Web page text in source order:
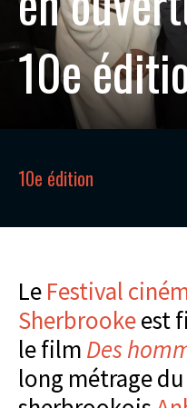
10e
10e édition
Le Festival
Sherbrookeest
le film Des
long métrage